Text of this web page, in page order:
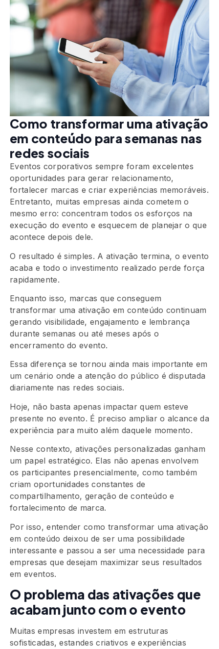
Como transformar uma ativação
em conteúdo para semanas nas
redes sociais
Eventos corporativos sempre foram excelentes
oportunidades para gerar relacionamento,
fortalecer marcas e criar experiências memoráveis.
Entretanto, muitas empresas ainda cometem o
mesmo erro: concentram todos os esforços na
execução do evento e esquecem de planejar o que
acontece depois dele.
O resultado é simples. A ativação termina, o evento
acaba e todo o investimento realizado perde força
rapidamente.
Enquanto isso, marcas que conseguem
transformar uma ativação em conteúdo continuam
gerando visibilidade, engajamento e lembrança
durante semanas ou até meses após o
encerramento do evento.
Essa diferença se tornou ainda mais importante em
um cenário onde a atenção do público é disputada
diariamente nas redes sociais.
Hoje, não basta apenas impactar quem esteve
presente no evento. É preciso ampliar o alcance da
experiência para muito além daquele momento.
Nesse contexto, ativações personalizadas ganham
um papel estratégico. Elas não apenas envolvem
os participantes presencialmente, como também
criam oportunidades constantes de
compartilhamento, geração de conteúdo e
fortalecimento de marca.
Por isso, entender como transformar uma ativação
em conteúdo deixou de ser uma possibilidade
interessante e passou a ser uma necessidade para
empresas que desejam maximizar seus resultados
em eventos.
O problema das ativações que
acabam junto com o evento
Muitas empresas investem em estruturas
sofisticadas, estandes criativos e experiências